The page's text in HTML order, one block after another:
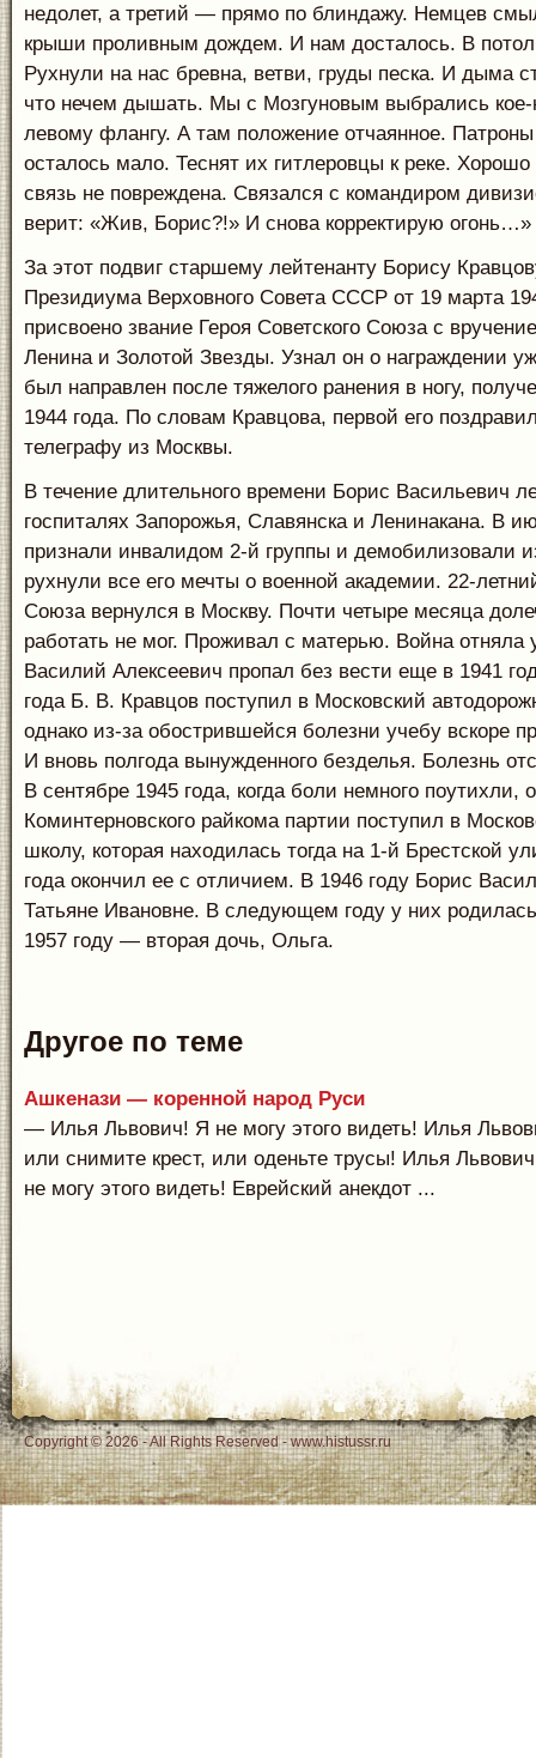
недолет, а третий — прямо по блиндажу. Немцев
крыши проливным дождем. И нам досталось. В
Рухнули на нас бревна, ветви, груды песка. И дыма
что нечем дышать. Мы с Мозгуновым выбрались
левому флангу. А там положение отчаянное.
осталось мало. Теснят их гитлеровцы к реке.
связь не повреждена. Связался с командиром
верит: «Жив, Борис?!» И снова корректирую огонь…»
За этот подвиг старшему лейтенанту Борису
Президиума Верховного Совета СССР от 19 марта
присвоено звание Героя Советского Союза с
Ленина и Золотой Звезды. Узнал он о награждении
был направлен после тяжелого ранения в ногу,
1944 года. По словам Кравцова, первой его
телеграфу из Москвы.
В течение длительного времени Борис Васильевич
госпиталях Запорожья, Славянска и Ленинакана. В
признали инвалидом 2-й группы и демобилизовали
рухнули все его мечты о военной академии. 22-
Союза вернулся в Москву. Почти четыре месяца
работать не мог. Проживал с матерью. Война отняла
Василий Алексеевич пропал без вести еще в 1941
года Б. В. Кравцов поступил в Московский
однако из-за обострившейся болезни учебу вскоре
И вновь полгода вынужденного безделья. Болезнь
В сентябре 1945 года, когда боли немного поутихли,
Коминтерновского райкома партии поступил в
школу, которая находилась тогда на 1-й Брестской
года окончил ее с отличием. В 1946 году Борис
Татьяне Ивановне. В следующем году у них
1957 году — вторая дочь, Ольга.
Другое по теме
Ашкенази — коренной народ Руси
— Илья Львович! Я не могу этого видеть! Илья
или снимите крест, или оденьте трусы! Илья
не могу этого видеть! Еврейский анекдот ...
Copyright © 2026 - All Rights Reserved - www.histussr.ru